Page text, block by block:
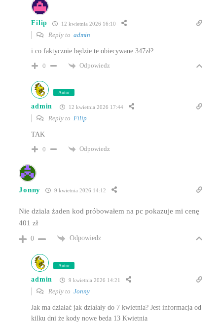
Filip 12 kwietnia 2026 16:10
Reply toadmin
i co faktycznie będzie te obiecywane 347zł?
0
Odpowiedz
Autor
admin 12 kwietnia 2026 17:44
Reply toFilip
TAK
0
Odpowiedz
Jonny 9 kwietnia 2026 14:12
Nie dziala żaden kod próbowałem na pc pokazuje mi cenę
401 zł
0 Odpowiedz
Autor
admin 9 kwietnia 2026 14:21
Reply toJonny
Jak ma działać jak działały do 7 kwietnia? Jest informacja od
kilku dni że kody nowe beda 13 Kwietnia